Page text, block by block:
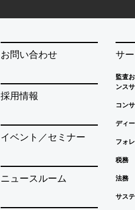
お問い合わせ
採用情報
イベント／セミナー
ニュースルーム
サ
監査
ンス
コン
ディ
フォ
税務
法務
サス